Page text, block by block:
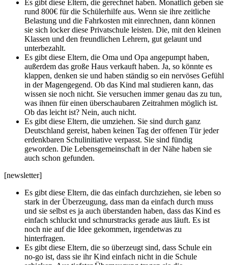
Es gibt diese Eltern, die gerechnet haben. Monatlich geben sie
rund 800€ für die Schülerhilfe aus. Wenn sie ihre zeitliche
Belastung und die Fahrkosten mit einrechnen, dann können
sie sich locker diese Privatschule leisten. Die, mit den kleinen
Klassen und den freundlichen Lehrern, gut gelaunt und
unterbezahlt.
Es gibt diese Eltern, die Oma und Opa angepumpt haben,
außerdem das große Haus verkauft haben. Ja, so könnte es
klappen, denken sie und haben ständig so ein nervöses Gefühl
in der Magengegend. Ob das Kind mal studieren kann, das
wissen sie noch nicht. Sie versuchen immer genau das zu tun,
was ihnen für einen überschaubaren Zeitrahmen möglich ist.
Ob das leicht ist? Nein, auch nicht.
Es gibt diese Eltern, die umziehen. Sie sind durch ganz
Deutschland gereist, haben keinen Tag der offenen Tür jeder
erdenkbaren Schulinitiative verpasst. Sie sind fündig
geworden. Die Lebensgemeinschaft in der Nähe haben sie
auch schon gefunden.
[newsletter]
Es gibt diese Eltern, die das einfach durchziehen, sie leben so
stark in der Überzeugung, dass man da einfach durch muss
und sie selbst es ja auch überstanden haben, dass das Kind es
einfach schluckt und schnurstracks gerade aus läuft. Es ist
noch nie auf die Idee gekommen, irgendetwas zu
hinterfragen.
Es gibt diese Eltern, die so überzeugt sind, dass Schule ein
no-go ist, dass sie ihr Kind einfach nicht in die Schule